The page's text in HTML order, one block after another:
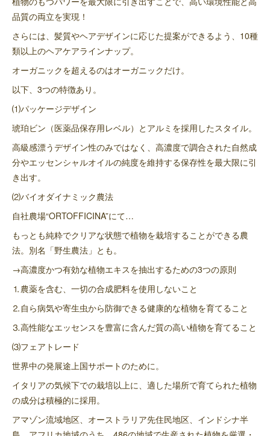
品質の両立を実現！
さらには、髪質やヘアデザインに応じた提案ができるよう、10種
類以上のヘアケアラインナップ。
オーガニックを超えるのはオーガニックだけ。
以下、3つの特徴あり。
⑴パッケージデザイン
琥珀ビン（医薬品保存用レベル）とアルミを採用したスタイル。
高級感漂うデザイン性のみではなく、高濃度で調合された自然成
分やエッセンシャルオイルの純度を維持する保存性を最大限に引
き出す。
⑵バイオダイナミック農法
自社農場“ORTOFFICINA”にて…
もっとも純粋でクリアな状態で植物を栽培することができる農
法。別名「野生農法」とも。
→高濃度かつ有効な植物エキスを抽出するための3つの原則
⒈農薬を含む、一切の合成肥料を使用しないこと
⒉自ら病気や寄生虫から防御できる健康的な植物を育てること
⒊高性能なエッセンスを豊富に含んだ質の高い植物を育てること
⑶フェアトレード
世界中の発展途上国サポートのために。
イタリアの気候下での栽培以上に、適した場所で育てられた植物
の成分は積極的に採用。
アマゾン流域地区、オーストラリア先住民地区、インドシナ半